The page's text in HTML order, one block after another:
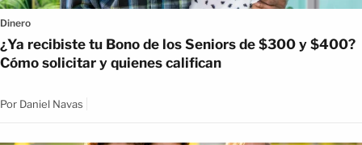
Dinero
¿Ya recibiste tu Bono de los Seniors de $300 y $400?
Cómo solicitar y quienes califican
Por Daniel Navas